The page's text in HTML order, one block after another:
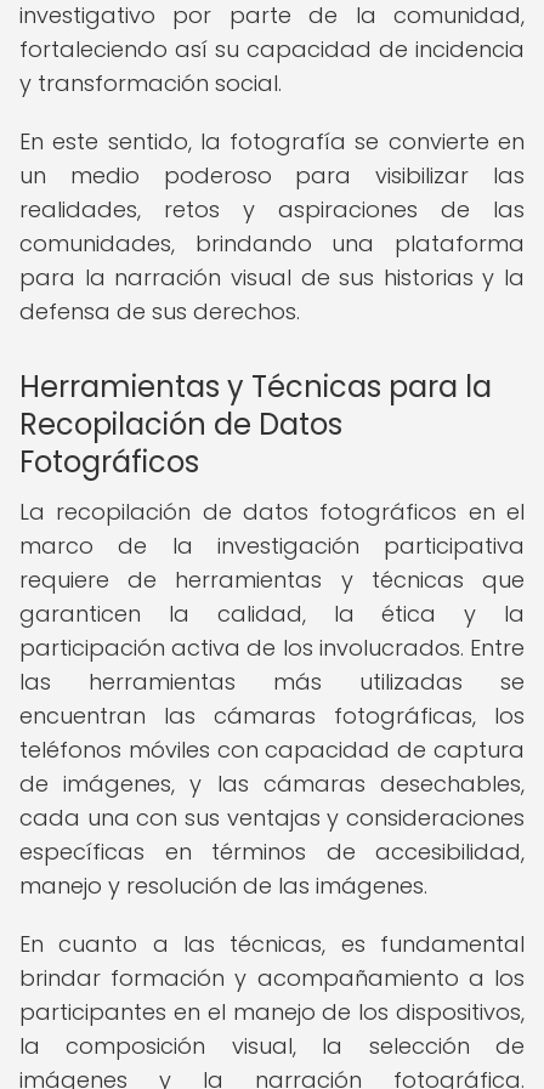
investigativo por parte de la comunidad,
fortaleciendo así su capacidad de incidencia
y transformación social.
En este sentido, la fotografía se convierte en
un medio poderoso para visibilizar las
realidades, retos y aspiraciones de las
comunidades, brindando una plataforma
para la narración visual de sus historias y la
defensa de sus derechos.
Herramientas y Técnicas para la
Recopilación de Datos
Fotográficos
La recopilación de datos fotográficos en el
marco de la investigación participativa
requiere de herramientas y técnicas que
garanticen la calidad, la ética y la
participación activa de los involucrados. Entre
las herramientas más utilizadas se
encuentran las cámaras fotográficas, los
teléfonos móviles con capacidad de captura
de imágenes, y las cámaras desechables,
cada una con sus ventajas y consideraciones
específicas en términos de accesibilidad,
manejo y resolución de las imágenes.
En cuanto a las técnicas, es fundamental
brindar formación y acompañamiento a los
participantes en el manejo de los dispositivos,
la composición visual, la selección de
imágenes y la narración fotográfica.